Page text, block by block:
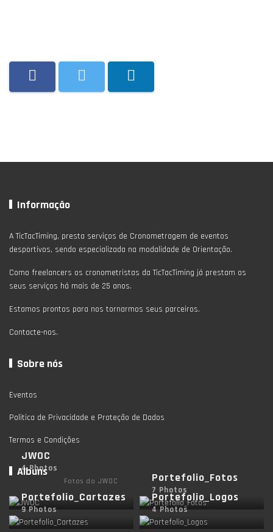
Informação
A TicTacTiming, presta serviços de Cronometragem de eventos
desportivos, sendo especializada na modalidade de Orientação.
Como freelancers os cronometristas da TicTacTiming já prestam os
seus serviços há mais de 25 anos.
Estamos prontos para nos tornarmos seus parceiros.
Contacte-nos.
Sobre nós
Eventos
Politica de Privacidade e Proteção de Dados
Termos e Condições
Albuns
JWOC
4 Photos
Fotos do JWOC Portefolio_Fotos
7 Photos
Portefolio_Cartazes
9 Photos
Portefolio_Logos
4 Photos